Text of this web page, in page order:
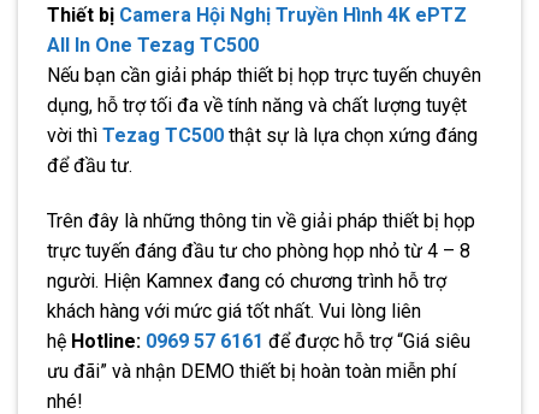
Thiết bị Camera Hội Nghị Truyền Hình 4K ePTZ
All In One Tezag TC500
Nếu bạn cần giải pháp thiết bị họp trực tuyến chuyên
dụng, hỗ trợ tối đa về tính năng và chất lượng tuyệt
vời thì Tezag TC500 thật sự là lựa chọn xứng đáng
để đầu tư.
Trên đây là những thông tin về giải pháp thiết bị họp
trực tuyến đáng đầu tư cho phòng họp nhỏ từ 4 – 8
người. Hiện Kamnex đang có chương trình hỗ trợ
khách hàng với mức giá tốt nhất. Vui lòng liên
hệ Hotline: 0969 57 6161 để được hỗ trợ “Giá siêu
ưu đãi” và nhận DEMO thiết bị hoàn toàn miễn phí
nhé!